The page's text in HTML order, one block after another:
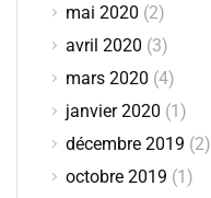
mai 2020 (2)
avril 2020 (3)
mars 2020 (4)
janvier 2020 (1)
décembre 2019 (2)
octobre 2019 (1)